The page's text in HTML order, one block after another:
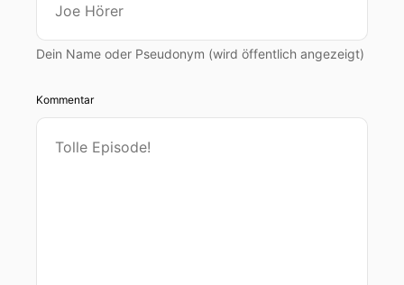
Dein Name oder Pseudonym (wird öffentlich angezeigt)
Kommentar